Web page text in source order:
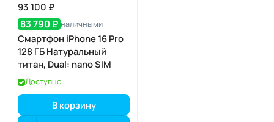
93 100 ₽
83 790 ₽ наличными
Смартфон iPhone 16 Pro
128 ГБ Натуральный
титан, Dual: nano SIM
Доступно
В корзину